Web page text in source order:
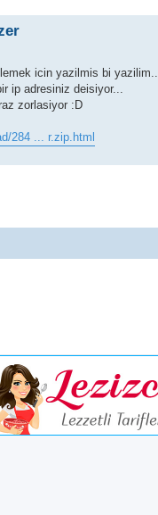
icin yazilmis bi yazilim..
ip adresiniz deisiyor...
zorlasiyor :D
284 ... r.zip.html